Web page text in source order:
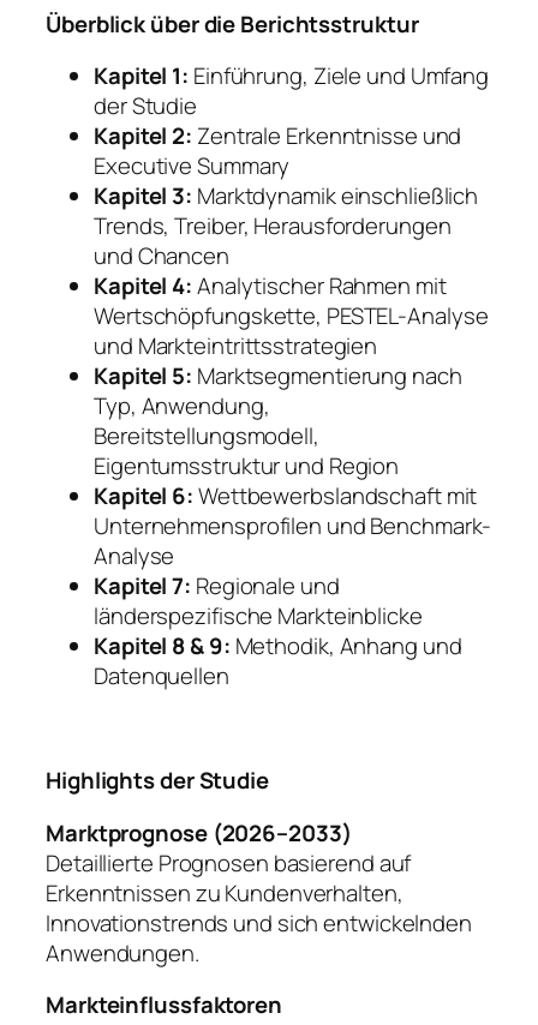
Überblick über die Berichtsstruktur
Kapitel 1: Einführung, Ziele und Umfang
der Studie
Kapitel 2: Zentrale Erkenntnisse und
Executive Summary
Kapitel 3: Marktdynamik einschließlich
Trends, Treiber, Herausforderungen
und Chancen
Kapitel 4:Analytischer Rahmen mit
Wertschöpfungskette, PESTEL-Analyse
und Markteintrittsstrategien
Kapitel 5: Marktsegmentierung nach
Typ, Anwendung,
Bereitstellungsmodell,
Eigentumsstruktur und Region
Kapitel 6:Wettbewerbslandschaft mit
Unternehmensprofilen und Benchmark-
Analyse
Kapitel 7: Regionale und
länderspezifische Markteinblicke
Kapitel 8 & 9: Methodik, Anhang und
Datenquellen
Highlights der Studie
Marktprognose (2026–2033)
Detaillierte Prognosen basierend auf
Erkenntnissen zu Kundenverhalten,
Innovationstrends und sich entwickelnden
Anwendungen.
Markteinflussfaktoren